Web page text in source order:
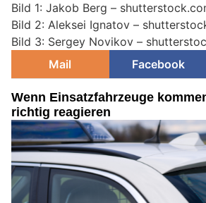
Bild 1: Jakob Berg –
Bild 2: Aleksei Ignatov –
Bild 3: Sergey Novikov –
Mail
Facebook
Wenn Einsatzfahrzeuge
richtig reagieren